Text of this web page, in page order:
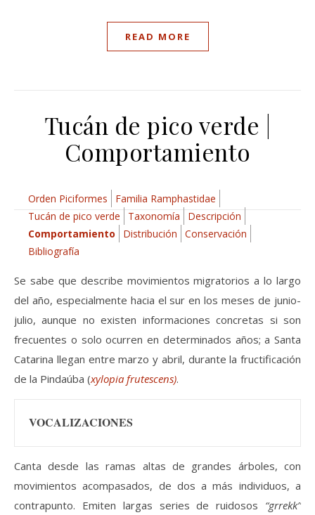
READ MORE
Tucán de pico verde |
Comportamiento
Orden Piciformes
Familia Ramphastidae
Tucán de pico verde
Taxonomía
Descripción
Comportamiento
Distribución
Conservación
Bibliografía
Se sabe que describe movimientos migratorios a lo largo
del año, especialmente hacia el sur en los meses de junio-
julio, aunque no existen informaciones concretas si son
frecuentes o solo ocurren en determinados años; a Santa
Catarina llegan entre marzo y abril, durante la fructificación
de la Pindaúba (xylopia frutescens).
VOCALIZACIONES
Canta desde las ramas altas de grandes árboles, con
movimientos acompasados, de dos a más individuos, a
contrapunto. Emiten largas series de ruidosos “grrekk”